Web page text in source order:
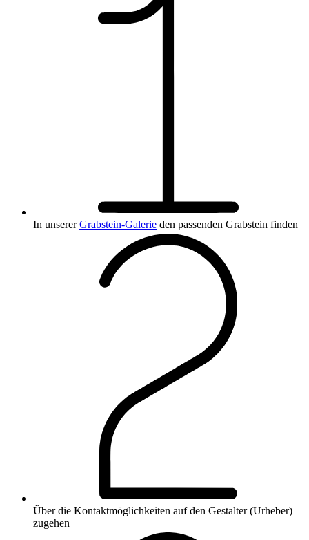
In unsererGrabstein-Galerie den passenden Grabstein finden
Über die Kontaktmöglichkeiten auf den Gestalter (Urheber)
zugehen